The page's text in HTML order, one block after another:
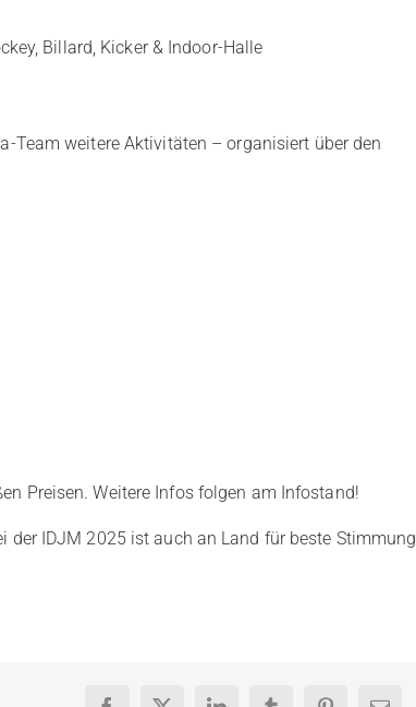
Billard, Kicker & Indoor-Halle
Team weitere Aktivitäten – organisiert über den
Preisen. Weitere Infos folgen am Infostand!
IDJM 2025 ist auch an Land für beste Stimmung